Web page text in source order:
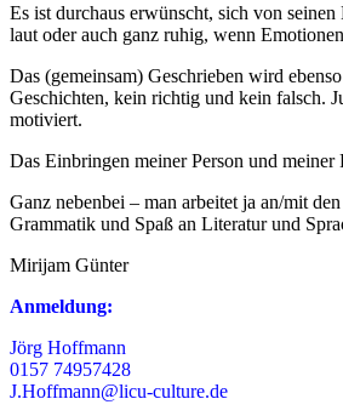
Es ist durchaus erwünscht, sich von
laut oder auch ganz ruhig, wenn
Das (gemeinsam) Geschrieben wird
Geschichten, kein richtig und kein falsch.
motiviert.
Das Einbringen meiner Person und
Ganz nebenbei – man arbeitet ja an/mit
Grammatik und Spaß an Literatur und
Mirijam Günter
Anmeldung:
Jörg Hoffmann
0157 74957428
J.Hoffmann@licu-culture.de